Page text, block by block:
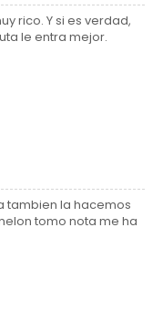
rico. Y si es verdad,
le entra mejor.
tambien la hacemos
tomo nota me ha